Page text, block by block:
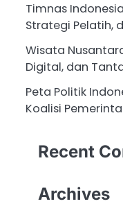
Timnas
Strategi Pelatih,
Wisata
Digital, dan
Peta Politik
Koalisi
Recent
Archives